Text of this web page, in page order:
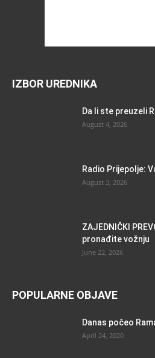
IZBOR UREDNIKA
Da li ste preuzeli
August 4, 2026
Radio Prijepolje:
August 3, 2026
ZAJEDNIČKI
pronađite vožnju
June 22, 2026
POPULARNE OBJAVE
Danas počeo
April 24, 2020